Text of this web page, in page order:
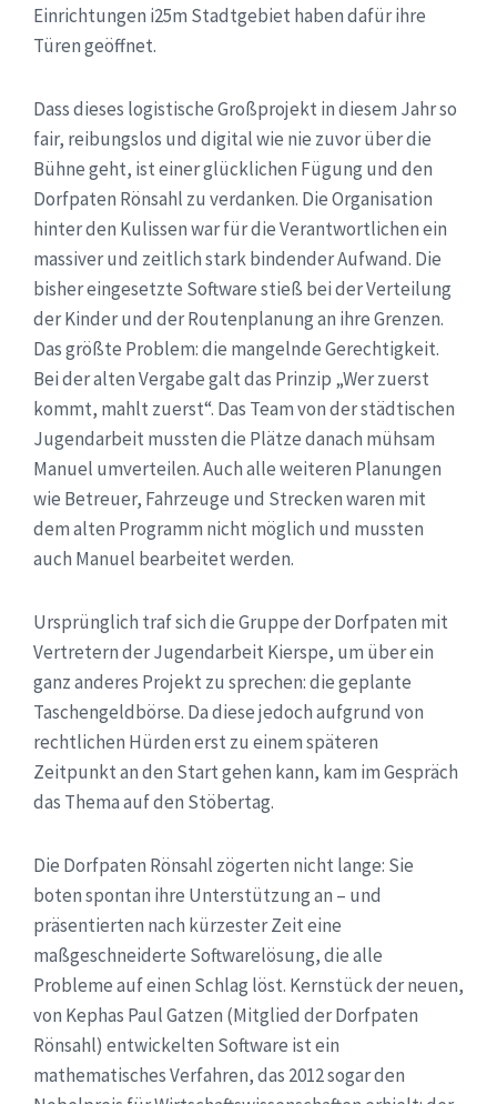
Einrichtungen i25m Stadtgebiet haben dafür ihre
Türen geöffnet.
Dass dieses logistische Großprojekt in diesem Jahr so
fair, reibungslos und digital wie nie zuvor über die
Bühne geht, ist einer glücklichen Fügung und den
Dorfpaten Rönsahl zu verdanken. Die Organisation
hinter den Kulissen war für die Verantwortlichen ein
massiver und zeitlich stark bindender Aufwand. Die
bisher eingesetzte Software stieß bei der Verteilung
der Kinder und der Routenplanung an ihre Grenzen.
Das größte Problem: die mangelnde Gerechtigkeit.
Bei der alten Vergabe galt das Prinzip „Wer zuerst
kommt, mahlt zuerst“. Das Team von der städtischen
Jugendarbeit mussten die Plätze danach mühsam
Manuel umverteilen. Auch alle weiteren Planungen
wie Betreuer, Fahrzeuge und Strecken waren mit
dem alten Programm nicht möglich und mussten
auch Manuel bearbeitet werden.
Ursprünglich traf sich die Gruppe der Dorfpaten mit
Vertretern der Jugendarbeit Kierspe, um über ein
ganz anderes Projekt zu sprechen: die geplante
Taschengeldbörse. Da diese jedoch aufgrund von
rechtlichen Hürden erst zu einem späteren
Zeitpunkt an den Start gehen kann, kam im Gespräch
das Thema auf den Stöbertag.
Die Dorfpaten Rönsahl zögerten nicht lange: Sie
boten spontan ihre Unterstützung an – und
präsentierten nach kürzester Zeit eine
maßgeschneiderte Softwarelösung, die alle
Probleme auf einen Schlag löst. Kernstück der neuen,
von Kephas Paul Gatzen (Mitglied der Dorfpaten
Rönsahl) entwickelten Software ist ein
mathematisches Verfahren, das 2012 sogar den